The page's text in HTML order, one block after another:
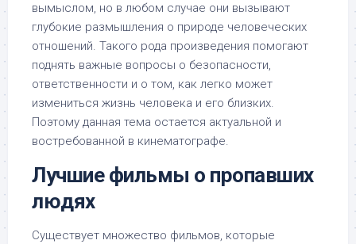
вымыслом, но в любом случае они вызывают
глубокие размышления о природе человеческих
отношений. Такого рода произведения помогают
поднять важные вопросы о безопасности,
ответственности и о том, как легко может
измениться жизнь человека и его близких.
Поэтому данная тема остается актуальной и
востребованной в кинематографе.
Лучшие фильмы о пропавших
людях
Существует множество фильмов, которые